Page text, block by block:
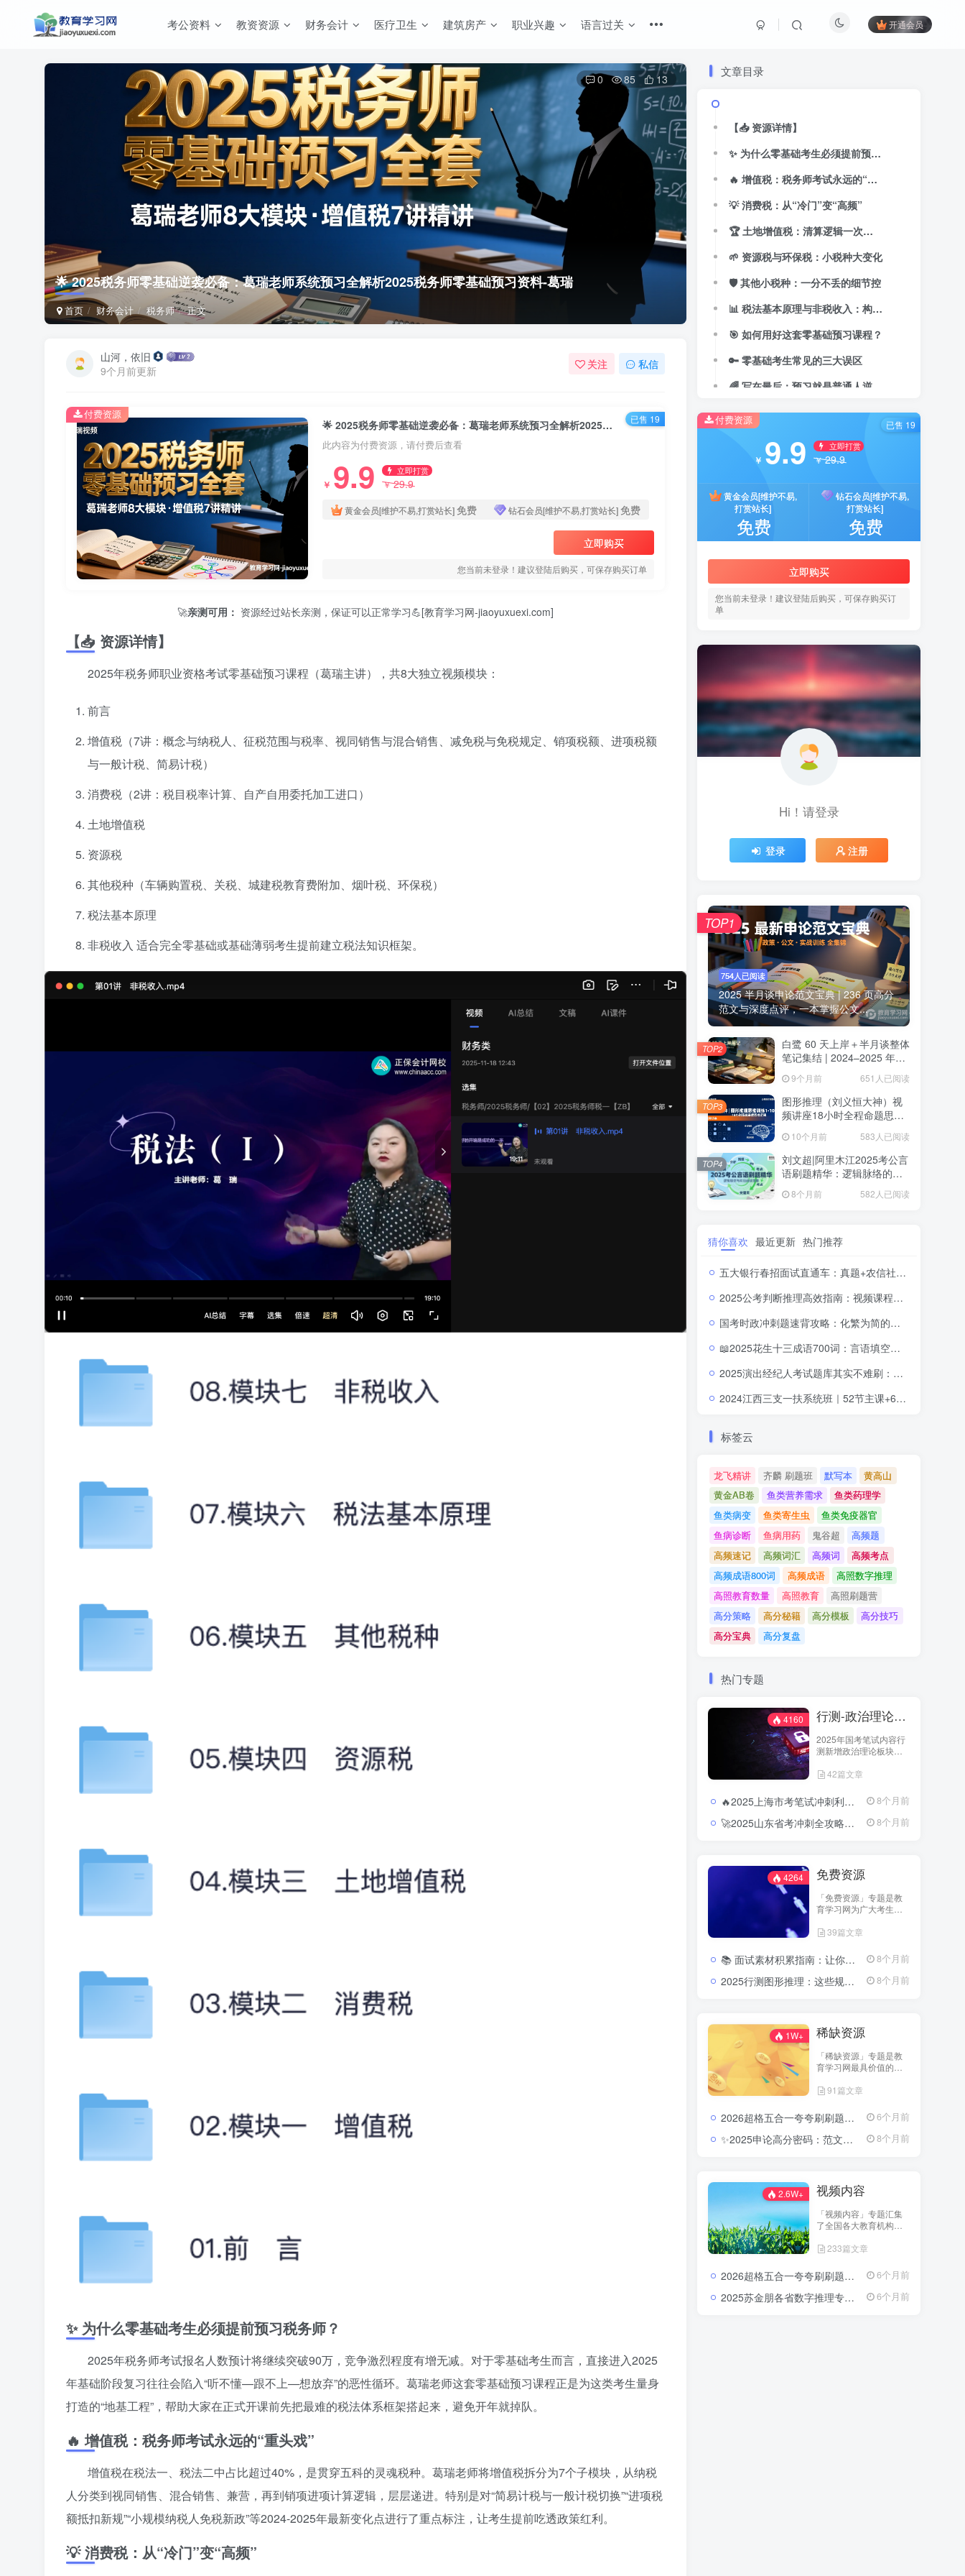
考公资料 教资资源 财务会计 医疗卫生 建筑房产 职业兴趣 语言过关 开通会员
🌟 2025税务师零基础逆袭必备：葛瑞老师系统预习全解析2025税务师零基础预习资料-葛瑞
首页 财务会计 税务师 正文
0 85 13
山河，依旧
9个月前更新
关注 私信
🌟 2025税务师零基础逆袭必备：葛瑞老师系统预习全解析2025税务师零基础预习资料-葛瑞
此内容为付费资源，请付费后查看
￥ 9.9 立即打赏
￥29.9
黄金会员[维护不易,打赏站长]免费 钻石会员[维护不易,打赏站长]免费
立即购买
您当前未登录！建议登陆后购买，可保存购买订单
付费资源 已售 19
🚀亲测可用： 资源经过站长亲测，保证可以正常学习💪[教育学习网-jiaoyuxuexi.com]
【📥 资源详情】
2025年税务师职业资格考试零基础预习课程（葛瑞主讲），共8大独立视频模块：
前言
增值税（7讲：概念与纳税人、征税范围与税率、视同销售与混合销售、减免税与免税规定、销项税额、进项税额
与一般计税、简易计税）
消费税（2讲：税目税率计算、自产自用委托加工进口）
土地增值税
资源税
其他税种（车辆购置税、关税、城建税教育费附加、烟叶税、环保税）
税法基本原理
非税收入 适合完全零基础或基础薄弱考生提前建立税法知识框架。
✨ 为什么零基础考生必须提前预习税务师？
2025年税务师考试报名人数预计将继续突破90万，竞争激烈程度有增无减。对于零基础考生而言，直接进入2025
年基础阶段复习往往会陷入“听不懂—跟不上—想放弃”的恶性循环。葛瑞老师这套零基础预习课程正是为这类考生量身
打造的“地基工程”，帮助大家在正式开课前先把最难的税法体系框架搭起来，避免开年就掉队。
🔥 增值税：税务师考试永远的“重头戏”
增值税在税法一、税法二中占比超过40%，是贯穿五科的灵魂税种。葛瑞老师将增值税拆分为7个子模块，从纳税
人分类到视同销售、混合销售、兼营，再到销项进项计算逻辑，层层递进。特别是对“简易计税与一般计税切换”“进项税
额抵扣新规”“小规模纳税人免税新政”等2024-2025年最新变化点进行了重点标注，让考生提前吃透政策红利。
💡 消费税：从“冷门”变“高频”
文章目录
【📥 资源详情】
✨ 为什么零基础考生必须提前预习税务师？
🔥 增值税：税务师考试永远的“重头戏”
💡 消费税：从“冷门”变“高频”
🏆 土地增值税：清算逻辑一次讲透
🌱 资源税与环保税：小税种大变化
🛡️ 其他小税种：一分不丢的细节控
📊 税法基本原理与非税收入：构建完整知识体系
🎯 如何用好这套零基础预习课程？
🔑 零基础考生常见的三大误区
付费资源
￥ 9.9 立即打赏
￥29.9
黄金会员[维护不易,
打赏站长]
免费
钻石会员[维护不易,
打赏站长]
免费
立即购买
您当前未登录！建议登陆后购买，可保存购买订
单
已售 19
Hi！请登录
登录 注册
754人已阅读
2025 半月谈申论范文宝典 | 236 页高分
范文与深度点评，一本掌握公文...
TOP1
白鹭 60 天上岸＋半月谈整体
笔记集结 | 2024–2025 年申
论思维全盘梳理白鹭半月谈
申论笔记全集：60天上岸＋
大作文＋小题＋解题总结
9个月前 651人已阅读
TOP2
图形推理（刘义恒大神）视
频讲座18小时全程命题思维
题10个月前 583人已阅读
TOP3
刘文超|阿里木江2025考公言
语刷题精华：逻辑脉络的轻
理解刷题视频课程
8个月前 582人已阅读
TOP4
猜你喜欢 最近更新 热门推荐
五大银行春招面试直通车：真题+农信社资料助你脱颖而出
2025公考判断推理高效指南：视频课程助你逻辑跃升
国考时政冲刺题速背攻略：化繁为简的考前提分路径
📖2025花生十三成语700词：言语填空的词汇宝藏
2025演出经纪人考试题库其实不难刷：这些模拟真题让你稳稳上岸
2024江西三支一扶系统班｜52节主课+68节补充课全体系教学，直击考点全面提分
标签云
龙飞精讲 齐麟 刷题班 默写本
黄高山
黄金AB卷
鱼类营养需求
鱼类药理学
鱼类病变
鱼类寄生虫
鱼类免疫器官
鱼病诊断
鱼病用药 鬼谷超
高频题
高频速记
高频词汇 高频词
高频考点
高频成语800词
高频成语
高照数字推理
高照教育数量
高照教育
高照刷题营
高分策略
高分秘籍 高分模板
高分技巧
高分宝典
高分复盘
热门专题
4160 行测-政治理论（国考2025新增科目）
2025年国考笔试内容行
测新增政治理论板块，
五大板块变成六大板
治理论、常识判断、言
语理解与表达、数量关
系、判断推理和资料分
析六大板块。教育学习
习和温故。
42篇文章
🔥2025上海市考笔试冲刺利器：押题卷与模块冲刺的精准结合2025上海市考行测押题卷及冲刺资料合集 8个月前
🚀2025山东省考冲刺全攻略：押题预测与时政热点直击核心2025山东省考行测押题卷及申论预测合集 8个月前
4264 免费资源
「免费资源」专题是教
育学习网为广大考生打
里汇集了来自主流教育
内容，包括历年真题、
考点讲义、笔记汇编、
复习计划表等，全站免
费开放下载。 无论你是
到高质量的资料资源，
“零成本高效率”的学习体
验。 我们相信——知识
的起点从免费开始。
39篇文章
📚 面试素材积累指南：让你的答案瞬间有厚度、有高度2026公务员面试素材积累：高频热点与表达技巧 8个月前
2025行测图形推理：这些规律一抓就准，分数直线上升2025公务员行测图形推理考点分析与实战模拟视频教程 8个月前
1W+ 稀缺资源
「稀缺资源」专题是教
育学习网最具价值的资
类珍稀、高质量的考试
队内部讲义、历年未公
开真题、预测密卷、实
战笔记等，全部内容经
过严格筛选与分类整
可为考生提供更深层次
的复习指导与应试策略
探索到他人无法轻易获
取的核心学习资料，让
向感。
91篇文章
2026超格五合一夸夸刷刷题营：把行测申论的每个模块都刷成你的得分习惯2026超格行测申论五合一夸夸刷刷题营资源 6个月前
✨2025申论高分密码：范文模板与规范词的系统进阶路径(含半月谈内部资料多份)2025公务员申论范文及模板合集 8个月前
2.6W+ 视频内容
「视频内容」专题汇集
了全国各大教育机构的
统班、冲刺班、专项突
型。 每一套课程都由资
深讲师录制，注重逻辑
梳理与实战演练，内容
紧扣最新考试大纲，覆
233篇文章
2026超格五合一夸夸刷刷题营：把行测申论的每个模块都刷成你的得分习惯2026超格行测申论五合一夸夸刷刷题营资源 6个月前
2025苏金朋各省数字推理专项：真题一过，省考数列规律全在掌握中2025苏金朋各省数字推理专项真题课资源 6个月前